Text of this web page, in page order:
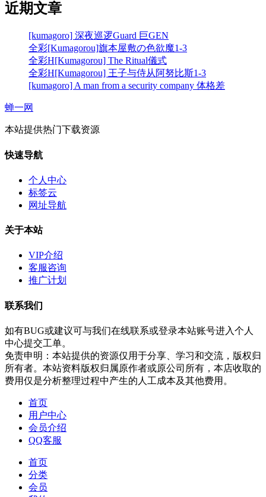
近期文章
[kumagoro] 深夜巡逻Guard 巨GEN
全彩[Kumagorou]旗本屋敷の色欲魔1-3
全彩H[Kumagorou] The Ritual儀式
全彩H[Kumagorou] 王子与侍从阿努比斯1-3
[kumagoro] A man from a security company 体格差
蝉一网
本站提供热门下载资源
快速导航
个人中心
标签云
网址导航
关于本站
VIP介绍
客服咨询
推广计划
联系我们
如有BUG或建议可与我们在线联系或登录本站账号进入个人
中心提交工单。
免责申明：本站提供的资源仅用于分享、学习和交流，版权归
所有者。本站资料版权归属原作者或原公司所有，本店收取的
费用仅是分析整理过程中产生的人工成本及其他费用。
首页
用户中心
会员介绍
QQ客服
首页
分类
会员